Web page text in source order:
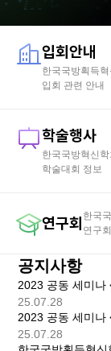
입회안내
한국국방획득혁
입회 관련 안내
학술행사
한국국방혁신학
학술대회 정보
연구회 한국
연구
공지사항
25.07.28
25.07.28